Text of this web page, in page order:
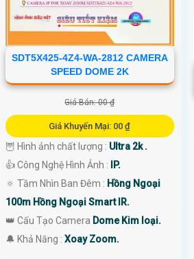
SDT5X425-4Z4-WA-2812 CAMERA
SPEED DOME 2K
Giá Bán: 00 ₫
Giá Khuyến Mại: 00 ₫
🦉 Hình ảnh chất lượng : Ultra 2k .
👍 Công Nghệ Hình Ảnh :
IP.
🔅 Tầm Nhìn Ban Đêm : Hồng Ngoại
100m Hồng Ngoại Smart IR.
👑 Cấu Tạo Camera Dome Kim loại.
️🔔 Khả Năng : Xoay Zoom.